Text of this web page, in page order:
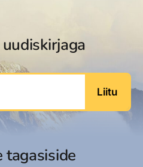
Liitu
tagasiside